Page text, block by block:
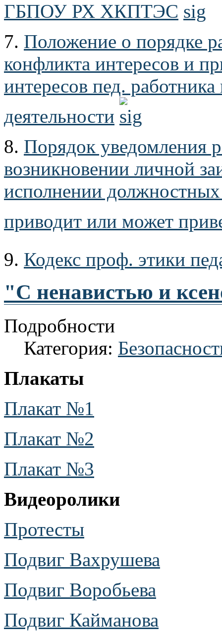
ГБПОУ РХ ХКПТЭС
7. Положение о порядке
конфликта интересов и
интересов пед.
деятельности
8. Порядок уведомления
возникновении личной
исполнении должностных
приводит или может
9. Кодекс проф. этики
"С ненавистью и
Подробности
Категория:
Плакаты
Плакат №1
Плакат №2
Плакат №3
Видеоролики
Протесты
Подвиг Вахрушева
Подвиг Воробьева
Подвиг Кайманова